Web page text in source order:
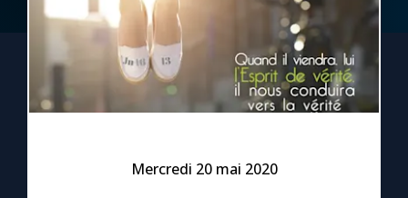
1000 Raisons de Croire
L'actualité de la semaine
La chaîne Youtube
Mercredi 20 mai 2020